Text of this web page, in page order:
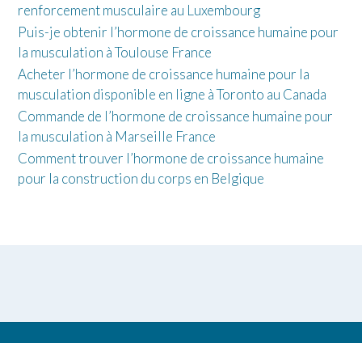
renforcement musculaire au Luxembourg
Puis-je obtenir l’hormone de croissance humaine pour
la musculation à Toulouse France
Acheter l’hormone de croissance humaine pour la
musculation disponible en ligne à Toronto au Canada
Commande de l’hormone de croissance humaine pour
la musculation à Marseille France
Comment trouver l’hormone de croissance humaine
pour la construction du corps en Belgique